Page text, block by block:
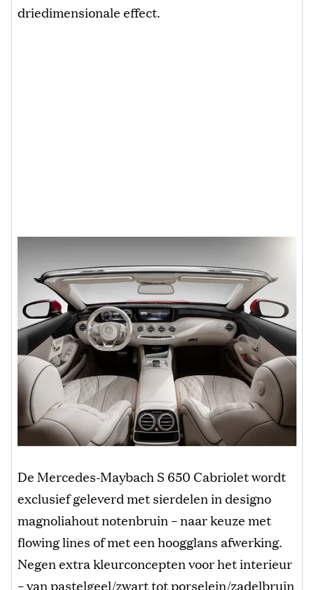
driedimensionale effect.
De Mercedes-Maybach S 650 Cabriolet wordt
exclusief geleverd met sierdelen in designo
magnoliahout notenbruin – naar keuze met
flowing lines of met een hoogglans afwerking.
Negen extra kleurconcepten voor het interieur
– van pastelgeel/zwart tot porselein/zadelbruin